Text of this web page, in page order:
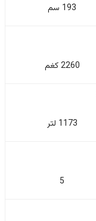
193 سم
2260 كغم
1173 لتر
5